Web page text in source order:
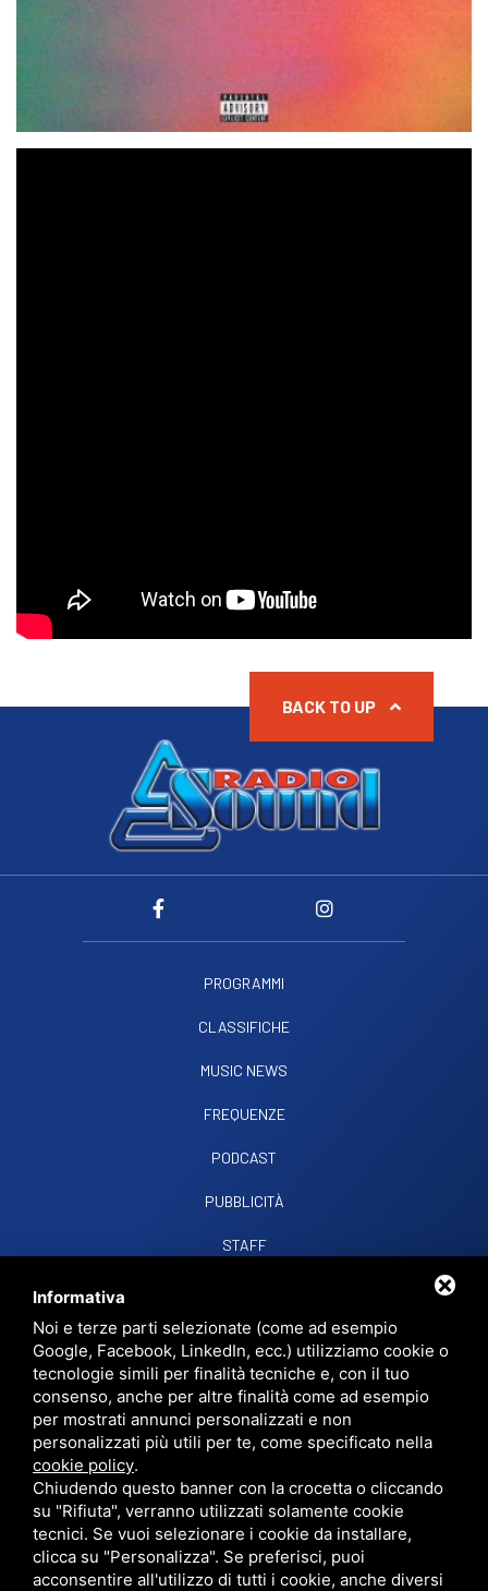
PROGRAMMI
CLASSIFICHE
MUSIC NEWS
FREQUENZE
PODCAST
PUBBLICITÀ
STAFF
RADIO SOUND SNCVIALE PAPA GIOVANNI XXIII, 39, 44021 CODIGORO FE
D.L. 34/2019 EROG. PUBBLICHE
PRIVACY•SITEMAP• QUESTO SITO È PROTETTO DA GOOGLE RECAPTCHA
V3,PRIVACY POLICYETERMS OF SERVICEDI GOOGLE.
BACK TO UP
Informativa
Noi e terze parti selezionate (come ad esempio
Google, Facebook, LinkedIn, ecc.) utilizziamo cookie o
tecnologie simili per finalità tecniche e, con il tuo
consenso, anche per altre finalità come ad esempio
per mostrati annunci personalizzati e non
personalizzati più utili per te, come specificato nella
cookie policy.
Chiudendo questo banner con la crocetta o cliccando
su "Rifiuta", verranno utilizzati solamente cookie
tecnici. Se vuoi selezionare i cookie da installare,
clicca su "Personalizza". Se preferisci, puoi
acconsentire all'utilizzo di tutti i cookie, anche diversi